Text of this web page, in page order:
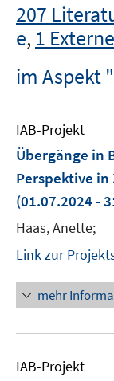
207
e, 1
im Aspekt
IAB-Projekt
Übergänge in
Perspektive
(01.07.2024 -
Haas, Anette;
Link zur
mehr
IAB-Projekt